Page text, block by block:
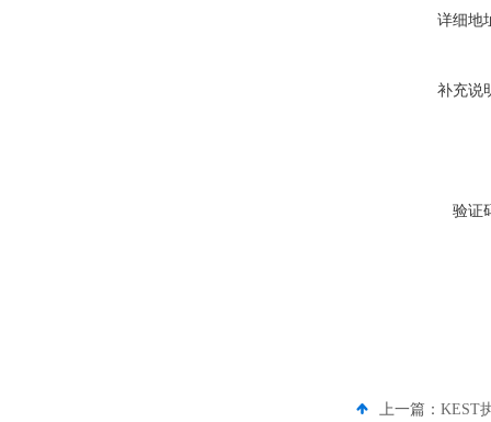
详细地
补充说
验证
上一篇： KEST